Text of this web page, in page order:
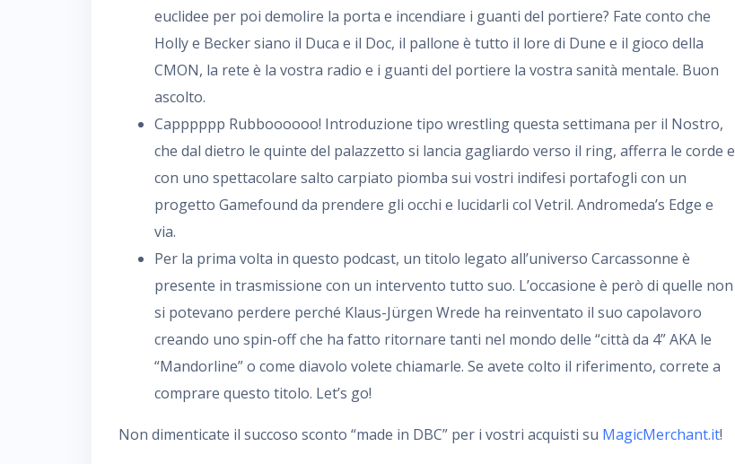
euclidee per poi demolire la porta e incendiare i guanti del portiere? Fate conto che
Holly e Becker siano il Duca e il Doc, il pallone è tutto il lore di Dune e il gioco della
CMON, la rete è la vostra radio e i guanti del portiere la vostra sanità mentale. Buon
ascolto.
Capppppp Rubboooooo! Introduzione tipo wrestling questa settimana per il Nostro,
che dal dietro le quinte del palazzetto si lancia gagliardo verso il ring, afferra le corde e
con uno spettacolare salto carpiato piomba sui vostri indifesi portafogli con un
progetto Gamefound da prendere gli occhi e lucidarli col Vetril. Andromeda’s Edge e
via.
Per la prima volta in questo podcast, un titolo legato all’universo Carcassonne è
presente in trasmissione con un intervento tutto suo. L’occasione è però di quelle non
si potevano perdere perché Klaus-Jürgen Wrede ha reinventato il suo capolavoro
creando uno spin-off che ha fatto ritornare tanti nel mondo delle “città da 4” AKA le
“Mandorline” o come diavolo volete chiamarle. Se avete colto il riferimento, correte a
comprare questo titolo. Let’s go!
Non dimenticate il succoso sconto “made in DBC” per i vostri acquisti su MagicMerchant.it!